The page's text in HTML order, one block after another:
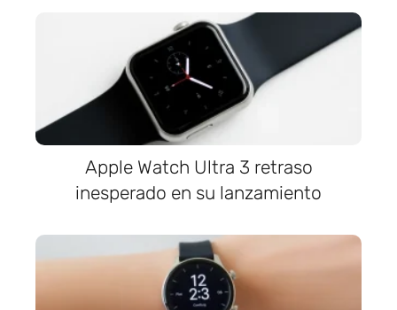
Apple Watch Ultra 3 retraso
inesperado en su lanzamiento